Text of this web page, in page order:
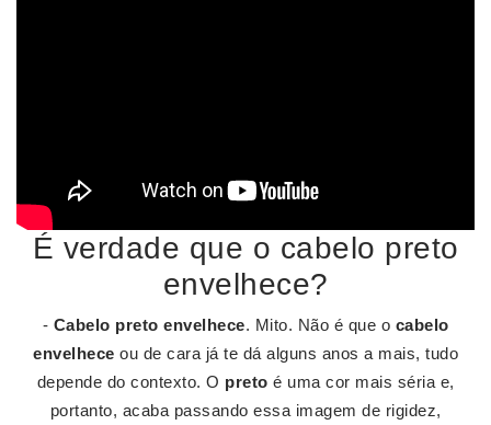
É verdade que o cabelo preto
envelhece?
- Cabelo preto envelhece. Mito. Não é que o cabelo
envelhece ou de cara já te dá alguns anos a mais, tudo
depende do contexto. O preto é uma cor mais séria e,
portanto, acaba passando essa imagem de rigidez,